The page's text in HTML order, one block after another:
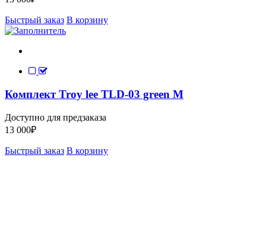
Быстрый заказ В корзину
Комплект Troy lee TLD-03 green M
Доступно для предзаказа
13 000₽
Быстрый заказ В корзину